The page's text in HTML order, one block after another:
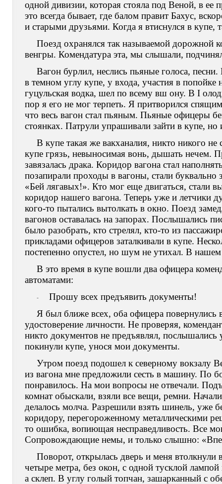
одной дивизии, которая стояла под Веной, в
это всегда бывает, где балом правит Бахус,
и старыми друзьями. Когда я втиснулся в купе,
Поезд охранялся так называемой дорожной
венгры. Комендатура эта, мы слышали,
Вагон бурлил, неслись пьяные голоса,
в темном углу купе, у входа, участия в
гуцульская водка, шел по всему вш ону. В I
пор я его не мог терпеть. Я притворился
что весь вагон стал пьяным. Пьяные офицеры
стоянках. Патрули упрашивали зайти в купе,
В купе такая же вакханалия, никто никого
купе грязь, невыносимая вонь, дышать нечем.
завязалась драка. Коридор вагона стал
позапирали проходы в вагоны, стали
«Бей лягавых!». Кто мог еще двигаться, стали
коридор нашего вагона. Теперь уже и летчики
кого-то пытались вытолкать в окно. Поезд
вагонов оставалась на запорах. Послышались
было разобрать, кто стрелял, кто-то из
прикладами офицеров заталкивали в купе.
постепенно опустел, но шум не утихал. В
В это время в купе вошли два офицера
автоматами:
-
Прошу всех предъявить документы!
Я был ближе всех, оба офицера
удостоверение личности. Не проверяя,
никто документов не предъявлял,
покинули купе, унося мои документы.
Утром поезд подошел к северному вокзалу
из вагона мне предложили сесть в машину. По
понравилось. На мои вопросы не отвечали.
комнат обыскали, взяли все вещи, ремни.
делалось молча. Разрешили взять шинель, уже
коридору, перегороженному металлическими
то ошибка, вопиющая несправедливость. Все
Сопровождающие немы, и только слышно:
Поворот, открылась дверь и меня
четыре метра, без окон, с одной тусклой
а склеп. В углу голый топчан, зашарканный с